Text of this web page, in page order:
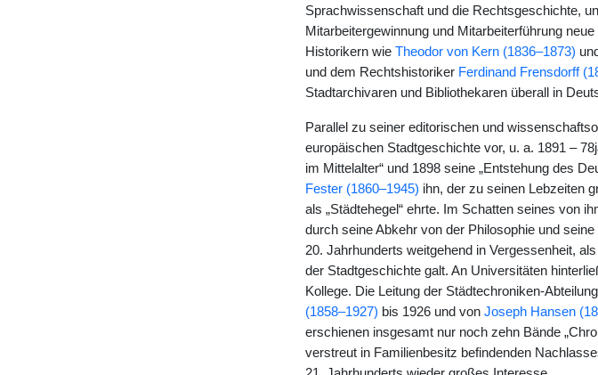
Sprachwissenschaft und die Rechtsgeschichte,
Mitarbeitergewinnung und Mitarbeiterführung
Historikern wie Theodor von Kern (1836–1873) und
und dem Rechtshistoriker Ferdinand Frensdorff
Stadtarchivaren und Bibliothekaren überall in
Parallel zu seiner editorischen und
europäischen Stadtgeschichte vor, u. a. 1891 –
im Mittelalter“ und 1898 seine „Entstehung des
Fester (1860–1945) ihn, der zu seinen Lebzeiten
als „Städtehegel“ ehrte. Im Schatten seines von
durch seine Abkehr von der Philosophie und
20. Jahrhunderts weitgehend in Vergessenheit,
der Stadtgeschichte galt. An Universitäten
Kollege. Die Leitung der Städtechroniken-
(1858–1927) bis 1926 und von Joseph Hansen
erschienen insgesamt nur noch zehn Bände
verstreut in Familienbesitz befindenden